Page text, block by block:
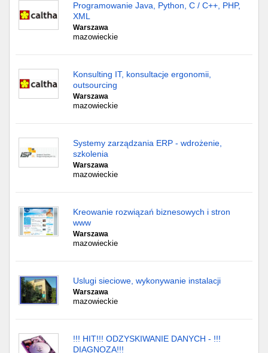
Programowanie Java, Python, C / C++, PHP,
XML
Warszawa
mazowieckie
Konsulting IT, konsultacje ergonomii,
outsourcing
Warszawa
mazowieckie
Systemy zarządzania ERP - wdrożenie,
szkolenia
Warszawa
mazowieckie
Kreowanie rozwiązań biznesowych i stron
www
Warszawa
mazowieckie
Uslugi sieciowe, wykonywanie instalacji
Warszawa
mazowieckie
!!! HIT!!! ODZYSKIWANIE DANYCH - !!!
DIAGNOZA!!!